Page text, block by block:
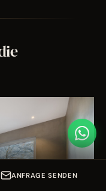
ANFRAGE SENDEN